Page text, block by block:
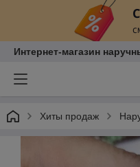
Интернет-магазин
Хиты продаж